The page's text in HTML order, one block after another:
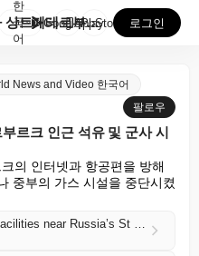
우크라이나, 러시아 상트페테르부르크 인근 석유 및 군사...
한
국
어
GooglePlay
AppStore 로그인
News and Video 한국어
팔로우
르크 인근 석유 및 군사 시
의 인터넷과 항공편을 방해
중부의 가스 시설을 중단시켰
Ukraine hits oil and military facilities near Russia’s St Petersburg